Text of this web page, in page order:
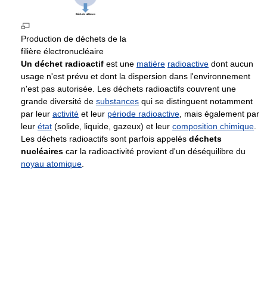
Production de déchets de la
filière électronucléaire
Un déchet radioactif est une matière radioactive dont aucun
usage n'est prévu et dont la dispersion dans l'environnement
n'est pas autorisée. Les déchets radioactifs couvrent une
grande diversité de substances qui se distinguent notamment
par leur activité et leur période radioactive , mais également par
leur état (solide, liquide, gazeux) et leur composition chimique
Les déchets radioactifs sont parfois appelés déchets
nucléaires car la radioactivité provient d'un déséquilibre du
noyau atomique